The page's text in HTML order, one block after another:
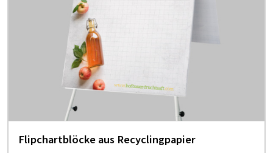
Flipchartblöcke aus Recyclingpapier